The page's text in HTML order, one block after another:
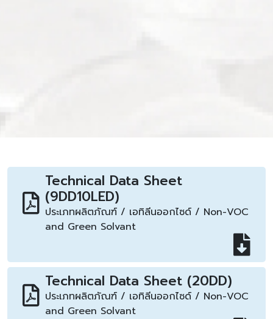
Technical Data Sheet
(9DD10LED)
ประเภทผลิตภัณฑ์ / เอทิลีนออกไซด์ / Non-VOC
and Green Solvant
Technical Data Sheet (20DD)
ประเภทผลิตภัณฑ์ / เอทิลีนออกไซด์ / Non-VOC
and Green Solvant